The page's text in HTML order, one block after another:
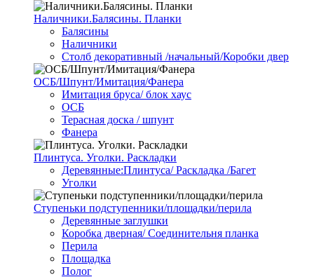
Наличники.Балясины. Планки
Балясины
Наличники
Столб декоративный /начальный/Коробки двер
ОСБ/Шпунт/Имитация/Фанера
Имитация бруса/ блок хаус
ОСБ
Терасная доска / шпунт
Фанера
Плинтуса. Уголки. Раскладки
Деревянные:Плинтуса/ Раскладка /Багет
Уголки
Ступеньки подступенники/площадки/перила
Деревянные заглушки
Коробка дверная/ Соединительня планка
Перила
Площадка
Полог